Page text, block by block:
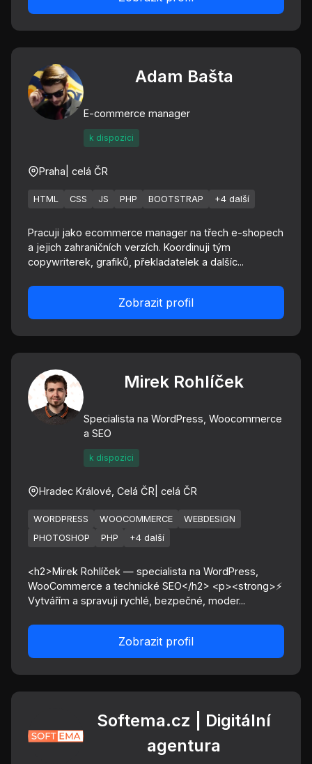
Adam Bašta
E-commerce manager
k dispozici
Praha | celá ČR
HTML CSS JS PHP BOOTSTRAP +4 další
Pracuji jako ecommerce manager na třech e-shopech
a jejich zahraničních verzích. Koordinuji tým
copywriterek, grafiků, překladatelek a dalšíc...
Zobrazit profil
Mirek Rohlíček
Specialista na WordPress, Woocommerce
a SEO
k dispozici
Hradec Králové, Celá ČR | celá ČR
WORDPRESS WOOCOMMERCE
WEBDESIGN
PHOTOSHOP
PHP +4 další
<h2>Mirek Rohlíček — specialista na WordPress,
WooCommerce a technické SEO</h2> <p><strong>⚡
Vytvářím a spravuji rychlé, bezpečné, moder...
Zobrazit profil
Softema.cz | Digitální
agentura